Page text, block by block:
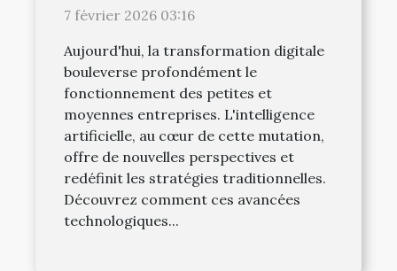
7 février 2026 03:16
Aujourd'hui, la transformation digitale
bouleverse profondément le
fonctionnement des petites et
moyennes entreprises. L'intelligence
artificielle, au cœur de cette mutation,
offre de nouvelles perspectives et
redéfinit les stratégies traditionnelles.
Découvrez comment ces avancées
technologiques...